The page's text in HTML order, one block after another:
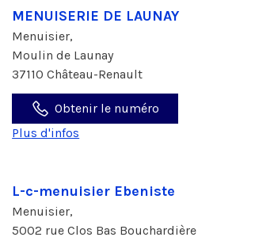
MENUISERIE DE LAUNAY
Menuisier,
Moulin de Launay
37110 Château-Renault
Obtenir le numéro
Plus d'infos
L-c-menuisier Ebeniste
Menuisier,
5002 rue Clos Bas Bouchardière